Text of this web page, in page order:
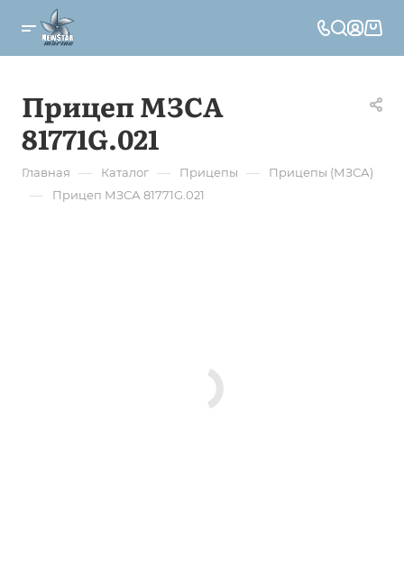
Прицеп МЗСА
81771G.021
Главная — Каталог — Прицепы — Прицепы (МЗСА)
— Прицеп МЗСА 81771G.021